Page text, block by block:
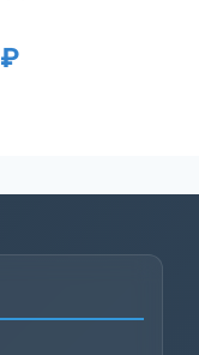
₽Текущая